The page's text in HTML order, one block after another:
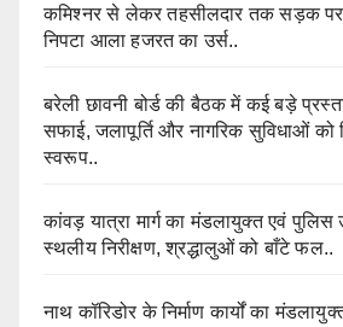
कमिश्नर से लेकर तहसीलदार तक सड़क पर
निपटा आला हजरत का उर्स..
बरेली छावनी बोर्ड की बैठक में कई बड़े
सफाई, जलापूर्ति और नागरिक सुविधाओं
स्वरूप..
कांवड़ यात्रा मार्ग का मंडलायुक्त एवं पुलिस
स्थलीय निरीक्षण, श्रद्धालुओं को बाँटे फल..
नाथ कॉरिडोर के निर्माण कार्यों का